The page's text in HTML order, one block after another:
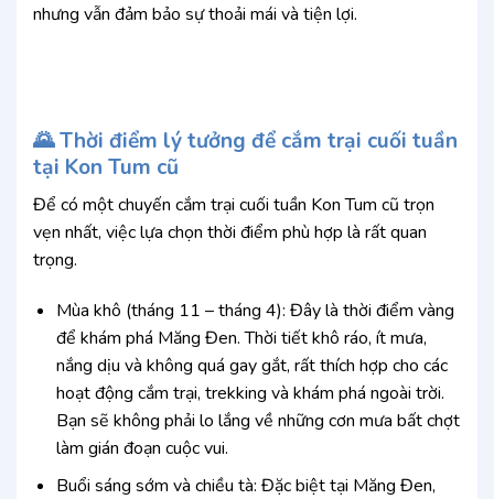
nhưng vẫn đảm bảo sự thoải mái và tiện lợi.
🌄 Thời điểm lý tưởng để cắm trại cuối tuần
tại Kon Tum cũ
Để có một chuyến cắm trại cuối tuần Kon Tum cũ trọn
vẹn nhất, việc lựa chọn thời điểm phù hợp là rất quan
trọng.
Mùa khô (tháng 11 – tháng 4): Đây là thời điểm vàng
để khám phá Măng Đen. Thời tiết khô ráo, ít mưa,
nắng dịu và không quá gay gắt, rất thích hợp cho các
hoạt động cắm trại, trekking và khám phá ngoài trời.
Bạn sẽ không phải lo lắng về những cơn mưa bất chợt
làm gián đoạn cuộc vui.
Buổi sáng sớm và chiều tà: Đặc biệt tại Măng Đen,